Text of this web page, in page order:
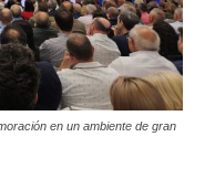
en un ambiente de gran